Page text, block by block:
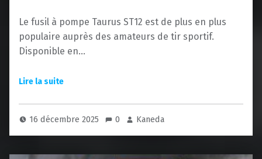
Le fusil à pompe Taurus ST12 est de plus en plus
populaire auprès des amateurs de tir sportif.
Disponible en…
16 décembre 2025 0 Kaneda